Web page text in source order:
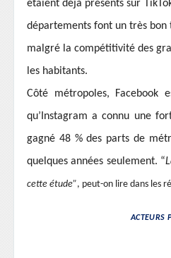
étaient déjà présents sur
départements font un très
malgré la compétitivité des
les habitants.
Côté métropoles,
qu’Instagram a connu une
gagné 48 % des parts de
quelques années seulement. “
cette étude”, peut-on lire dans les
ACTEURS